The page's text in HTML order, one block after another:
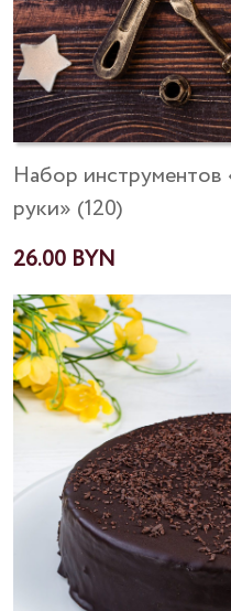
Набор инструментов
руки» (120)
26.00